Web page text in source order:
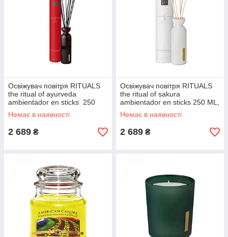
Освіжувач повітря RITUALS
the ritual of ayurveda
ambientador en sticks 250
ML, оригінал. Доставка з
США/ЄС протягом 14 днів
Немає в наявності
2 689 ₴
Освіжувач повітря RITUALS
the ritual of sakura
ambientador en sticks 250 ML,
оригінал. Доставка з США/ЄС
протягом 14 днів
Немає в наявності
2 689 ₴